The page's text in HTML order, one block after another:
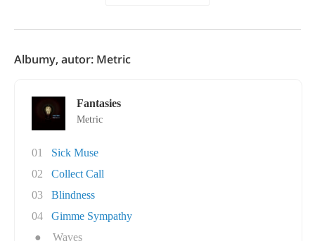
Albumy, autor: Metric
Fantasies
Metric
01
Sick Muse
02
Collect Call
03
Blindness
04
Gimme Sympathy
●
Waves